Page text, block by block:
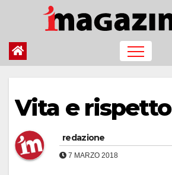
contenuto
Vita e rispetto
redazione
7 MARZO 2018